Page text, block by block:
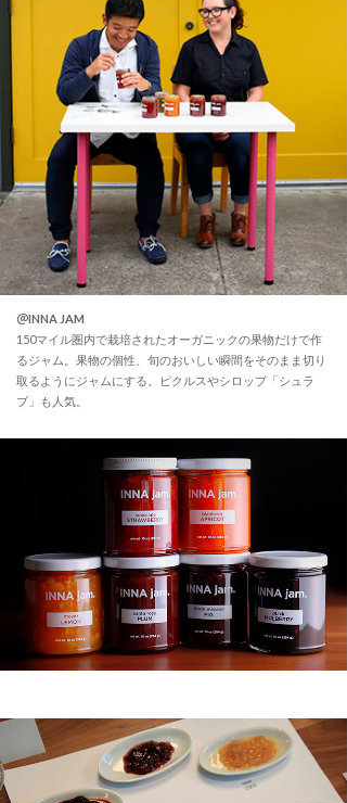
＠INNA JAM
150マイル圏内で栽培されたオーガニックの果物だけで作
るジャム。果物の個性、旬のおいしい瞬間をそのまま切り
取るようにジャムにする。ピクルスやシロップ「シュラ
ブ」も人気。